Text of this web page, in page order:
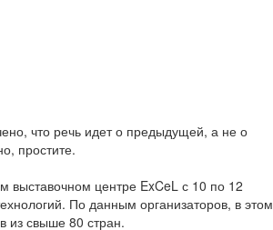
что речь идет о предыдущей, а не о
простите.
выставочном центре ExCeL с 10 по 12
По данным организаторов, в этом
из свыше 80 стран.